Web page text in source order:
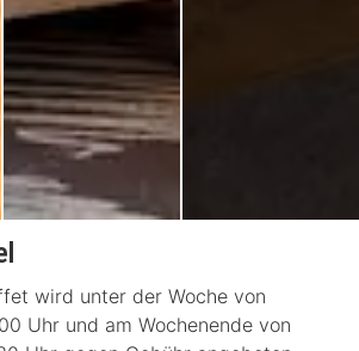
wird unter der Woche von
Uhr und am Wochenende von